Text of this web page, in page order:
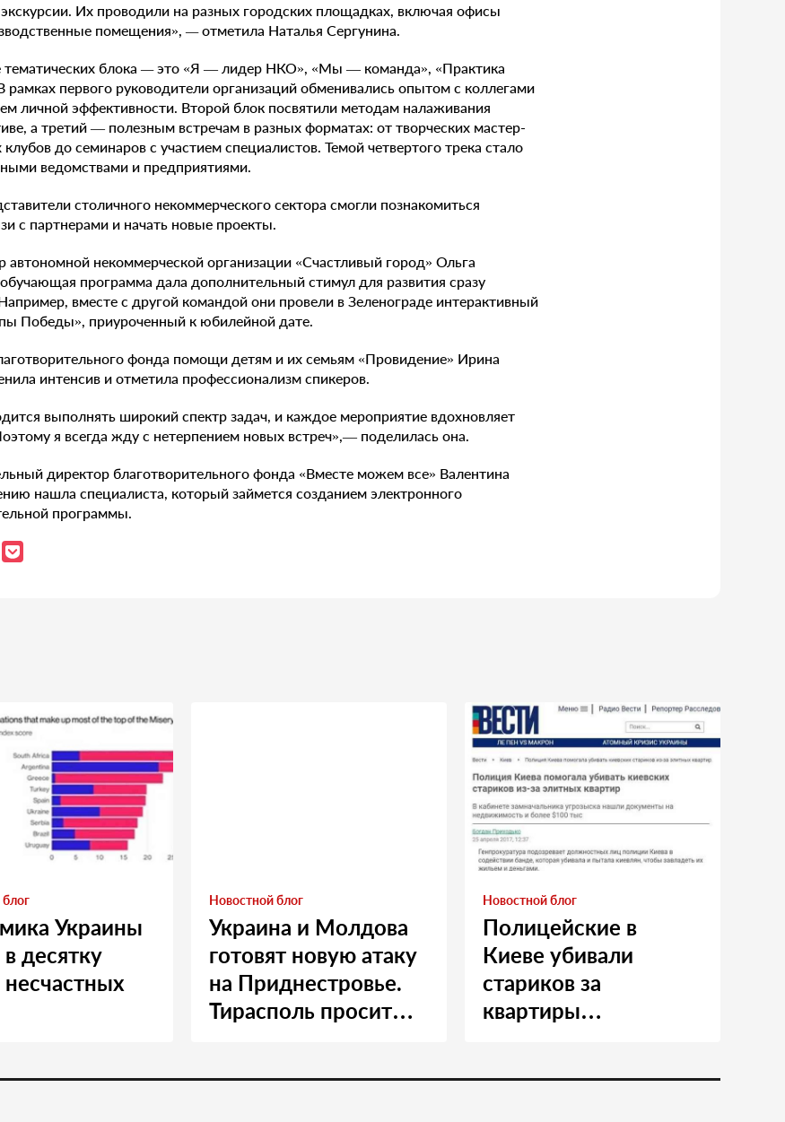
Их проводили на разных городских площадках, включая офисы
помещения», —отметила Наталья Сергунина.
блока —это «Я — лидер НКО», «Мы — команда», «Практика
первого руководители организаций обменивались опытом с коллегами
личной эффективности. Второй блок посвятили методам налаживания
а третий — полезным встречам в разных форматах: от творческих мастер-
до семинаров с участием специалистов. Темой четвертого трека стало
ведомствами и предприятиями.
столичного некоммерческого сектора смогли познакомиться
с партнерами и начать новые проекты.
автономной некоммерческой организации «Счастливый город» Ольга
программа дала дополнительный стимул для развития сразу
вместе с другой командой они провели в Зеленограде интерактивный
Победы», приуроченный к юбилейной дате.
фонда помощи детям и их семьям «Провидение» Ирина
интенсив и отметила профессионализм спикеров.
выполнять широкий спектр задач, и каждое мероприятие вдохновляет
я всегда жду с нетерпением новых встреч»,— поделилась она.
директор благотворительного фонда «Вместе можем все» Валентина
нашла специалиста, который займется созданием электронного
программы.
Украины
десятку
Новостной блог
Украина и Молдова
готовят новую атаку
на Приднестровье.
Тирасполь просит
Новостной блог
Полицейские в
Киеве убивали
стариков за
квартиры…